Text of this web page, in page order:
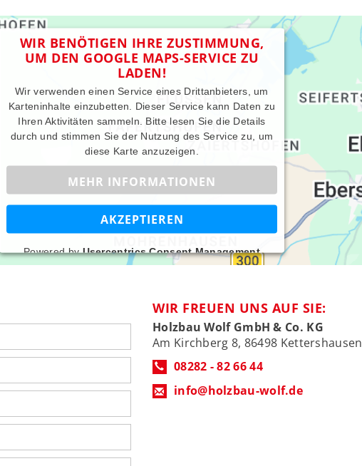
WIR BENÖTIGEN IHRE ZUSTIMMUNG,
UM DEN GOOGLE MAPS-SERVICE ZU
LADEN!
Wir verwenden einen Service eines Drittanbieters, um
Karteninhalte einzubetten. Dieser Service kann Daten zu
Ihren Aktivitäten sammeln. Bitte lesen Sie die Details
durch und stimmen Sie der Nutzung des Service zu, um
diese Karte anzuzeigen.
MEHR INFORMATIONEN
AKZEPTIEREN
Powered byUsercentrics Consent Management
Platform
WIR FREUEN UNS AUF SIE:
Holzbau Wolf GmbH & Co. KG
Am Kirchberg 8, 86498 Kettershausen
08282 - 82 66 44
info@holzbau-wolf.de